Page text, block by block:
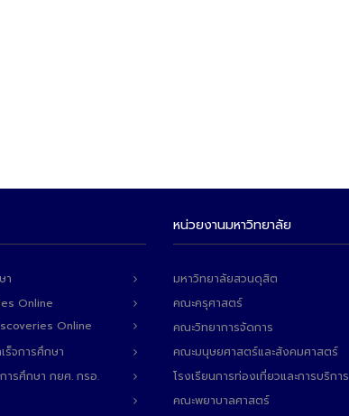
า
Online
Online
ร็จการศึกษา
ารศึกษา กยศ. กรอ.
หน่วยงานมหาวิทยาลัย
มหาวิทยาลัยสวนดุสิต
คณะครุศาสตร์
คณะวิทยาการจัดการ
คณะมนุษยศาสตร์และสังคมศาสตร์
โรงเรียนการท่องเที่ยวและการบริการ
คณะพยาบาลศาสตร์